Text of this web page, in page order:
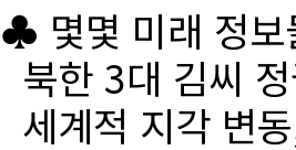
♣ 몇몇 미래 정보
북한 3대 김씨
세계적 지각 변